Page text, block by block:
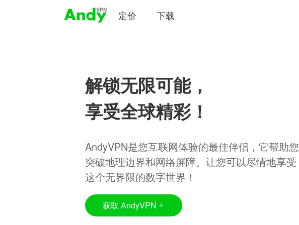
定价 下载
解锁无限可能，
享受全球精彩！
AndyVPN是您互联网体验的最佳伴侣，它帮助您
突破地理边界和网络屏障。让您可以尽情地享受
这个无界限的数字世界！
获取 AndyVPN